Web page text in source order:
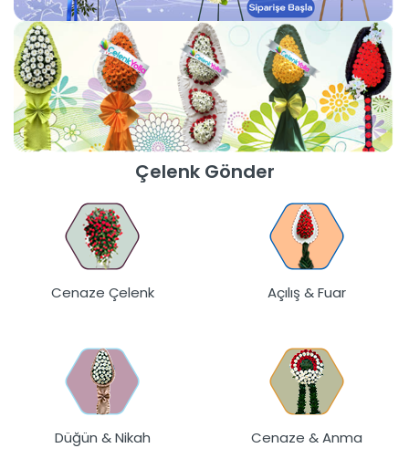
Çelenk Gönder
Cenaze Çelenk Açılış & Fuar
Düğün & Nikah Cenaze & Anma